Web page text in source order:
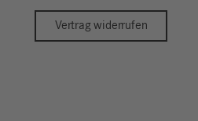
Vertrag widerrufen